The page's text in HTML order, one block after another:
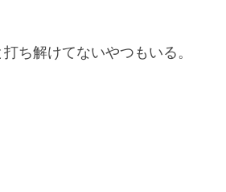
ち解けてないやつもいる。